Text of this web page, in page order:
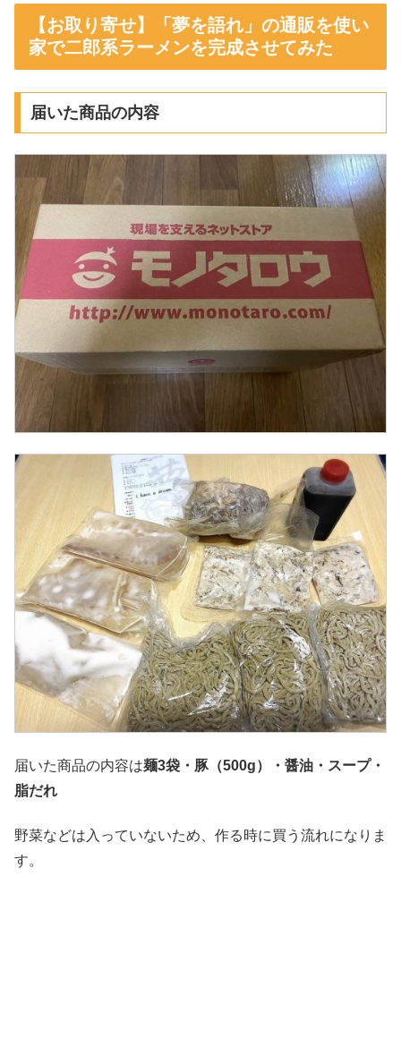
【お取り寄せ】「夢を語れ」の通販を使い
家で二郎系ラーメンを完成させてみた
届いた商品の内容
届いた商品の内容は麺3袋・豚（500g）・醤油・スープ・
脂だれ
野菜などは入っていないため、作る時に買う流れになりま
す。